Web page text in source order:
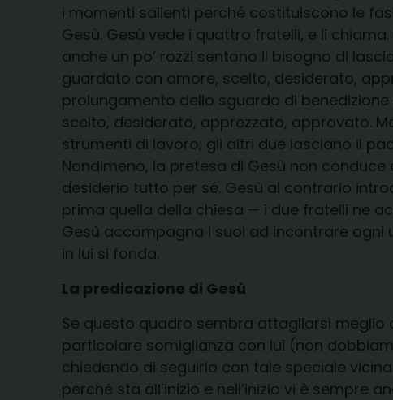
i momenti salienti perché costituiscono le
Gesù. Gesù vede i quattro fratelli, e li
anche un po’ rozzi sentono il bisogno di
guardato con amore, scelto, desiderato,
prolungamento dello sguardo di
scelto, desiderato, apprezzato, approvato.
strumenti di lavoro; gli altri due lasciano il
Nondimeno, la pretesa di Gesù non
desiderio tutto per sé. Gesù al contrario
prima quella della chiesa — i due fratelli ne
Gesù accompagna i suoi ad incontrare
in lui si fonda.
La predicazione di Gesù
Se questo quadro sembra attagliarsi meglio
particolare somiglianza con lui (non
chiedendo di seguirlo con tale speciale
perché sta all’inizio e nell’inizio vi è sempre